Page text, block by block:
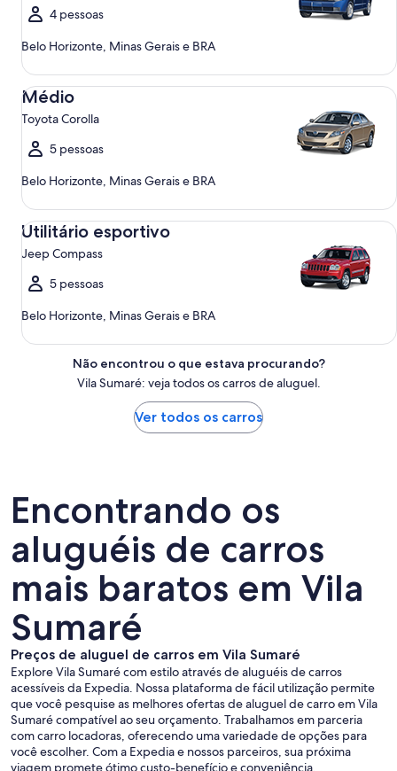
4 pessoas
Belo Horizonte, Minas Gerais e BRA
Médio
Toyota Corolla
5 pessoas
Belo Horizonte, Minas Gerais e BRA
Médio Toyota Corolla
Utilitário esportivo
Jeep Compass
5 pessoas
Belo Horizonte, Minas Gerais e BRA
Utilitário esportivo Jeep Compass
Não encontrou o que estava procurando?
Vila Sumaré: veja todos os carros de aluguel.
Ver todos os carros
Encontrando os
aluguéis de carros
mais baratos em Vila
Sumaré
Preços de aluguel de carros em Vila Sumaré
Explore Vila Sumaré com estilo através de aluguéis de carros
acessíveis da Expedia. Nossa plataforma de fácil utilização permite
que você pesquise as melhores ofertas de aluguel de carro em Vila
Sumaré compatível ao seu orçamento. Trabalhamos em parceria
com carro locadoras, oferecendo uma variedade de opções para
você escolher. Com a Expedia e nossos parceiros, sua próxima
viagem promete ótimo custo-benefício e conveniência.